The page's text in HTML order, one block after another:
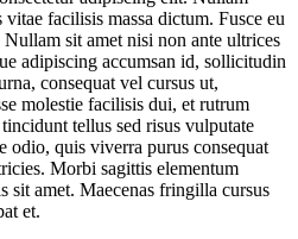
facilisis massa dictum. Fusce eu
sit amet nisi non ante ultrices
adipiscing accumsan id, sollicitudin
consequat vel cursus ut,
molestie facilisis dui, et rutrum
tellus sed risus vulputate
odio, quis viverra purus consequat
Morbi sagittis elementum
sit amet. Maecenas fringilla cursus
et.